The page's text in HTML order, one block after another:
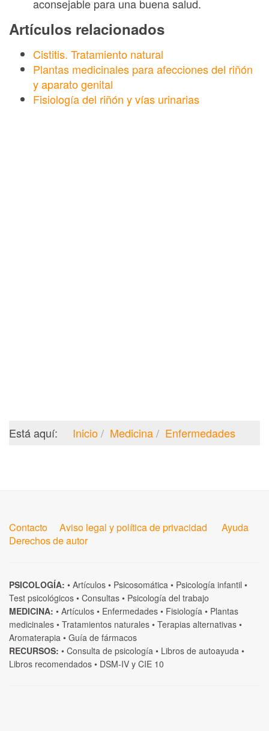
aconsejable para una buena salud.
Artículos relacionados
Cistitis. Tratamiento natural
Plantas medicinales para afecciones del riñón
y aparato genital
Fisiología del riñón y vías urinarias
Está aquí: Inicio Medicina Enfermedades
Contacto Aviso legal y política de privacidad
Ayuda
Derechos de autor
PSICOLOGÍA: • Artículos • Psicosomática • Psicología infantil •
Test psicológicos • Consultas • Psicología del trabajo
MEDICINA: • Artículos • Enfermedades • Fisiología • Plantas
medicinales • Tratamientos naturales • Terapias alternativas •
Aromaterapia • Guía de fármacos
RECURSOS: • Consulta de psicología • Libros de autoayuda •
Libros recomendados • DSM-IV y CIE 10